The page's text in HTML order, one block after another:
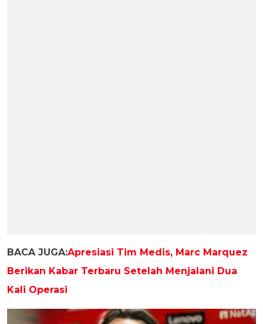
BACA JUGA:Apresiasi Tim Medis, Marc Marquez
Berikan Kabar Terbaru Setelah Menjalani Dua
Kali Operasi